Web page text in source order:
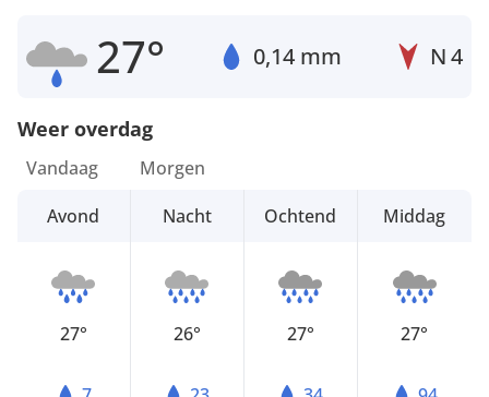
27° 0,14 mm N4
Weer overdag
Vandaag
Avond
27°
Morgen
Nacht
26°
Ochtend
27°
Middag
27°